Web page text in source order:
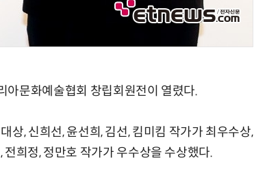
문화예술협회 창립회원전이 열렸다.
상, 신희선, 윤선희, 김선, 킴미킴 작가가 최우수상,
전희정, 정만호 작가가 우수상을 수상했다.